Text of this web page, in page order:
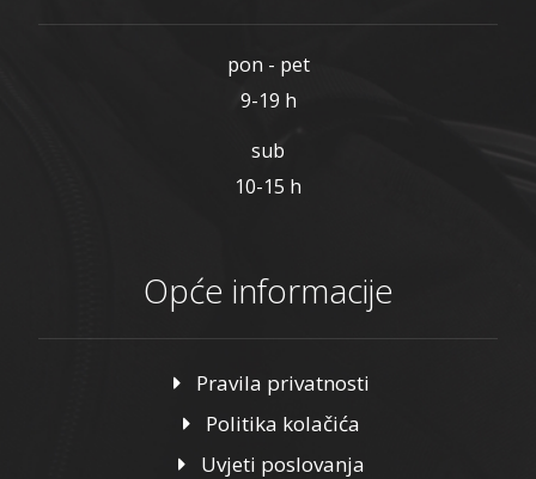
pon - pet
9-19 h
sub
10-15 h
Opće informacije
Pravila privatnosti
Politika kolačića
Uvjeti poslovanja